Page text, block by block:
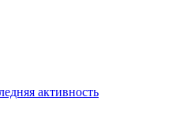
активность